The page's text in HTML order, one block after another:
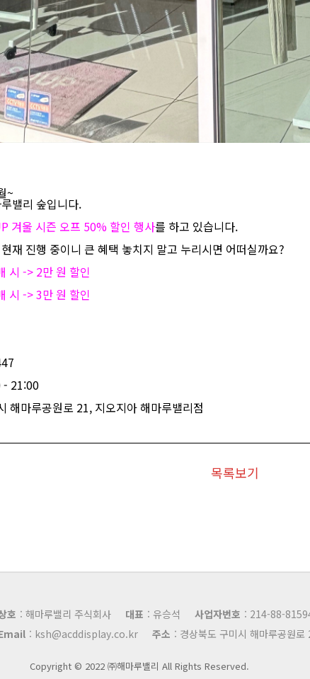
~
밸리 숲입니다.
겨울 시즌 오프 50% 할인 행사를 하고 있습니다.
재 진행 중이니 큰 혜택 놓치지 말고 누리시면 어떠실까요?
시 -> 2만 원 할인
시 -> 3만 원 할인
- 21:00
해마루공원로 21, 지오지아 해마루밸리점
목록보기
호 : 해마루밸리 주식회사 대표 : 유승석 사업자번호 : 214-88-
: ksh@acddisplay.co.kr 주소 : 경상북도 구미시 해마루공원
Copyright © 2022 ㈜해마루밸리 All Rights Reserved.